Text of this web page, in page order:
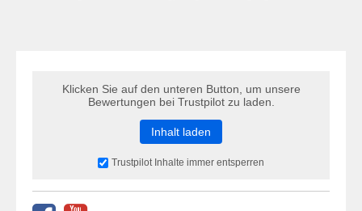
Klicken Sie auf den unteren Button, um unsere
Bewertungen bei Trustpilot zu laden.
Inhalt laden
Trustpilot Inhalte immer entsperren